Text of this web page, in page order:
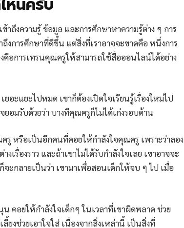
ถึงความรู้ ข้อมูล และการศึกษาหาความรู้ต่าง ๆ การ
งการศึกษาที่ดีขึ้น แต่สิ่งที่เราอาจจะขาดคือ หนึ่งการ
อการเทรนคุณครูให้สามารถใช้สื่อออนไลน์ได้อย่าง
อะแยะไปหมด เขาก็ต้องเปิดใจเรียนรู้เรื่องใหม่ไป
อมรับด้วยว่า บางทีคุณครูก็ไม่ได้เก่งรอบด้าน
หรือเป็นอีกคนที่คอยให้กำลังใจคุณครู เพราะว่าลอง
รื่องราว และถ้าเขาไม่ได้รับกำลังใจเลย เขาอาจจะ
ะกลายเป็นว่า เขามาเพื่อสอนเด็กให้จบ ๆ ไป เมื่อ
คอยให้กำลังใจเด็กๆ ในเวลาที่เขาผิดพลาด ช่วย
งช่วยเอาใจใส่ เนื่องจากสิ่งเหล่านี้ เป็นสิ่งที่